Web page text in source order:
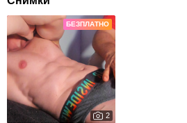
БЕЗПЛАТНО
2